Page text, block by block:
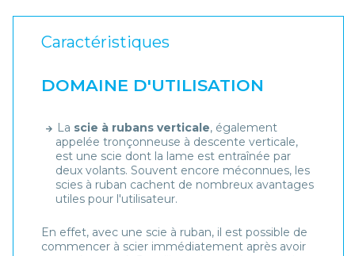
Caractéristiques
DOMAINE D'UTILISATION
La scie à rubans verticale, également
appelée tronçonneuse à descente verticale,
est une scie dont la lame est entraînée par
deux volants. Souvent encore méconnues, les
scies à ruban cachent de nombreux avantages
utiles pour l'utilisateur.
En effet, avec une scie à ruban, il est possible de
commencer à scier immédiatement après avoir